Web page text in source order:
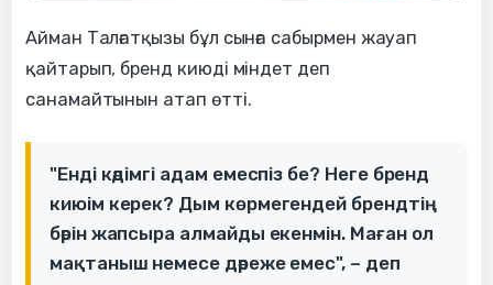
Айман Талғатқызы бұл сынға сабырмен жауап
қайтарып, бренд киюді міндет деп
санамайтынын атап өтті.
"Енді кәдімгі адам емеспіз бе? Неге бренд
киюім керек? Дым көрмегендей брендтің
бәрін жапсыра алмайды екенмін. Маған ол
мақтаныш немесе дәреже емес", – деп